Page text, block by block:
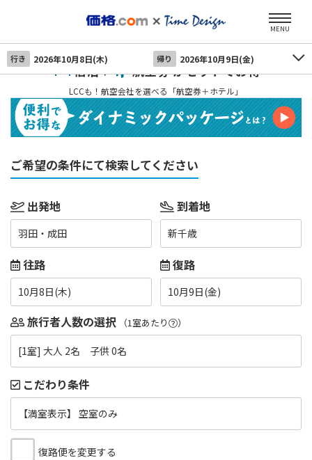
MENU
行き 2026年10月8日(木) 帰り 2026年10月9日(金)
宿泊＋ 航空券 がセットでお得
LCCも！航空会社を選べる「航空券＋ホテル」
ご希望の条件にて検索してください
出発地
羽田・成田
到着地
新千歳
往路
10月8日(木)
復路
10月9日(金)
旅行者人数の選択 （1室あたり ）
[1室] 大人 2名 子供 0名
こだわり条件
【満室表示】 空室のみ
復路便を変更する